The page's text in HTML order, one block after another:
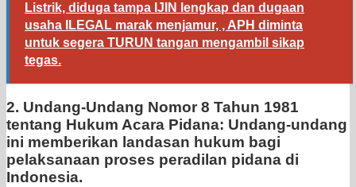
Listrik, diduga tampa IJIN lengkap dan dugaan
usaha ILEGAL marak menjamur, , APH diminta
untuk segera TURUN tangan mengambil sikap
tegas.
2. Undang-Undang Nomor 8 Tahun 1981
tentang Hukum Acara Pidana: Undang-undang
ini memberikan landasan hukum bagi
pelaksanaan proses peradilan pidana di
Indonesia.